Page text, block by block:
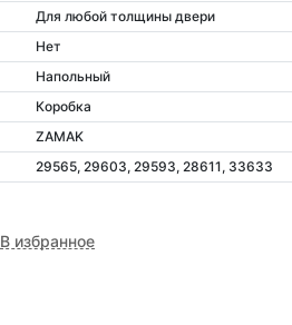
Для любой толщины двери
Нет
Напольный
Коробка
ZAMAK
29565, 29603, 29593, 28611, 33633
В избранное